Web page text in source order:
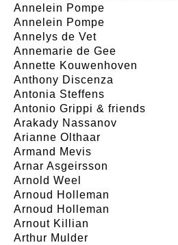
Annelein Pompe
Annelein Pompe
Annelys de Vet
Annemarie de Gee
Annette Kouwenhoven
Anthony Discenza
Antonia Steffens
Antonio Grippi & friends
Arakady Nassanov
Arianne Olthaar
Armand Mevis
Arnar Asgeirsson
Arnold Weel
Arnoud Holleman
Arnoud Holleman
Arnout Killian
Arthur Mulder